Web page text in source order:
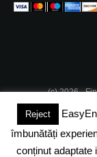
(c) 2026 -
DESPRE NOI
DESPRE
Reject
îmbunătăți
conținut adaptate